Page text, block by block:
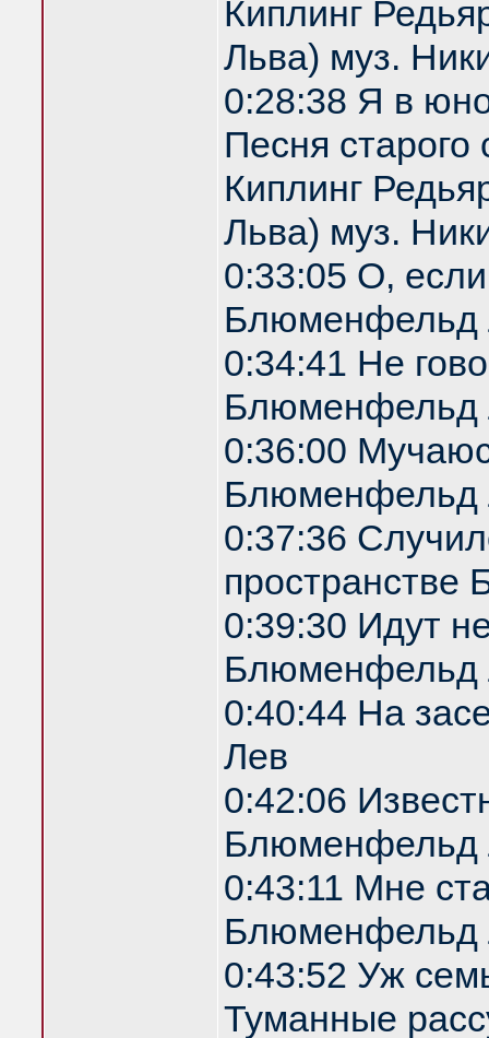
Киплинг
Льва) муз.
0:28:38 Я в
Песня старого
Киплинг
Льва) муз.
0:33:05 О,
Блюменфельд
0:34:41 Не
Блюменфельд
0:36:00
Блюменфельд
0:37:36
0:39:30 Идут
Блюменфельд
0:40:44 На
Лев
0:42:06
Блюменфельд
0:43:11 Мне
Блюменфельд
0:43:52 Уж
Туманные